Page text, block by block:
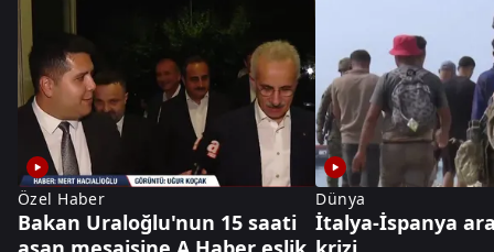
Özel Haber
Bakan Uraloğlu'nun 15 saati
Dünya
İtalya-İspanya